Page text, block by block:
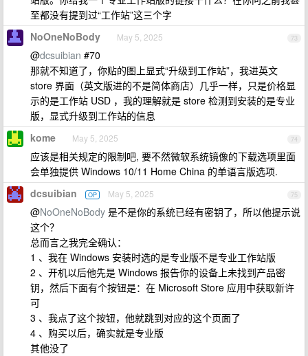
至都没有提到过“工作站”这三个字
73
NoOneNoBody May 5, 2025
@dcsuibian #70
那就不知道了，你贴的图上显式“升级到工作站”，我进英文
store 界面（英文版进的不是简体商店）几乎一样，只是价格显
示的是工作站 USD ，我的理解就是 store 检测到安装的是专业
版，显式升级到工作站的信息
74
kome May 5, 2025
应该是相关规定的限制吧, 要不然微软系统镜像的下载选项里面
会单独提供 Windows 10/11 Home China 的单语言版选项.
75
dcsuibian OP May 5, 2025
@NoOneNoBody 是不是你的系统已经有密钥了，所以他提示说
这个？
总而言之我完全确认：
1 、我在 Windows 安装时选的是专业版不是专业工作站版
2 、开机以后他先是 Windows 报告你的设备上未找到产品密
钥，然后下面有个按钮是：在 Microsoft Store 应用中获取新许
可
3 、我点了这个按钮，他就跳到对应的这个页面了
4 、购买以后，确实就是专业版
其他没了